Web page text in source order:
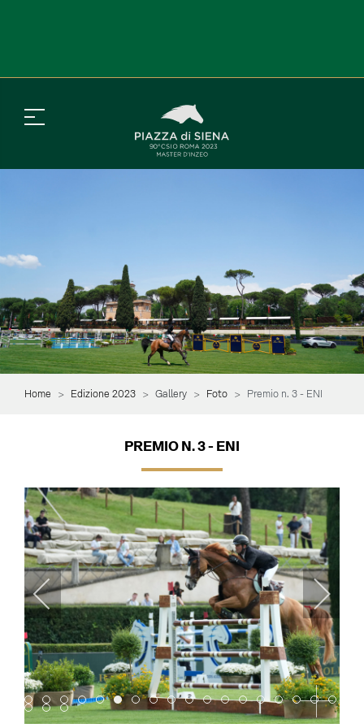
Home Edizione 2023 Gallery Foto Premio n. 3 - ENI
PREMIO N. 3 - ENI
Item 0Item 1Item 2Item 3Item 4Item 5Item 6Item 7Item 8Item 9Item 10
Item 11Item 12Item 13Item 14Item 15
Item 16Item
Item 18Item 19Item 20